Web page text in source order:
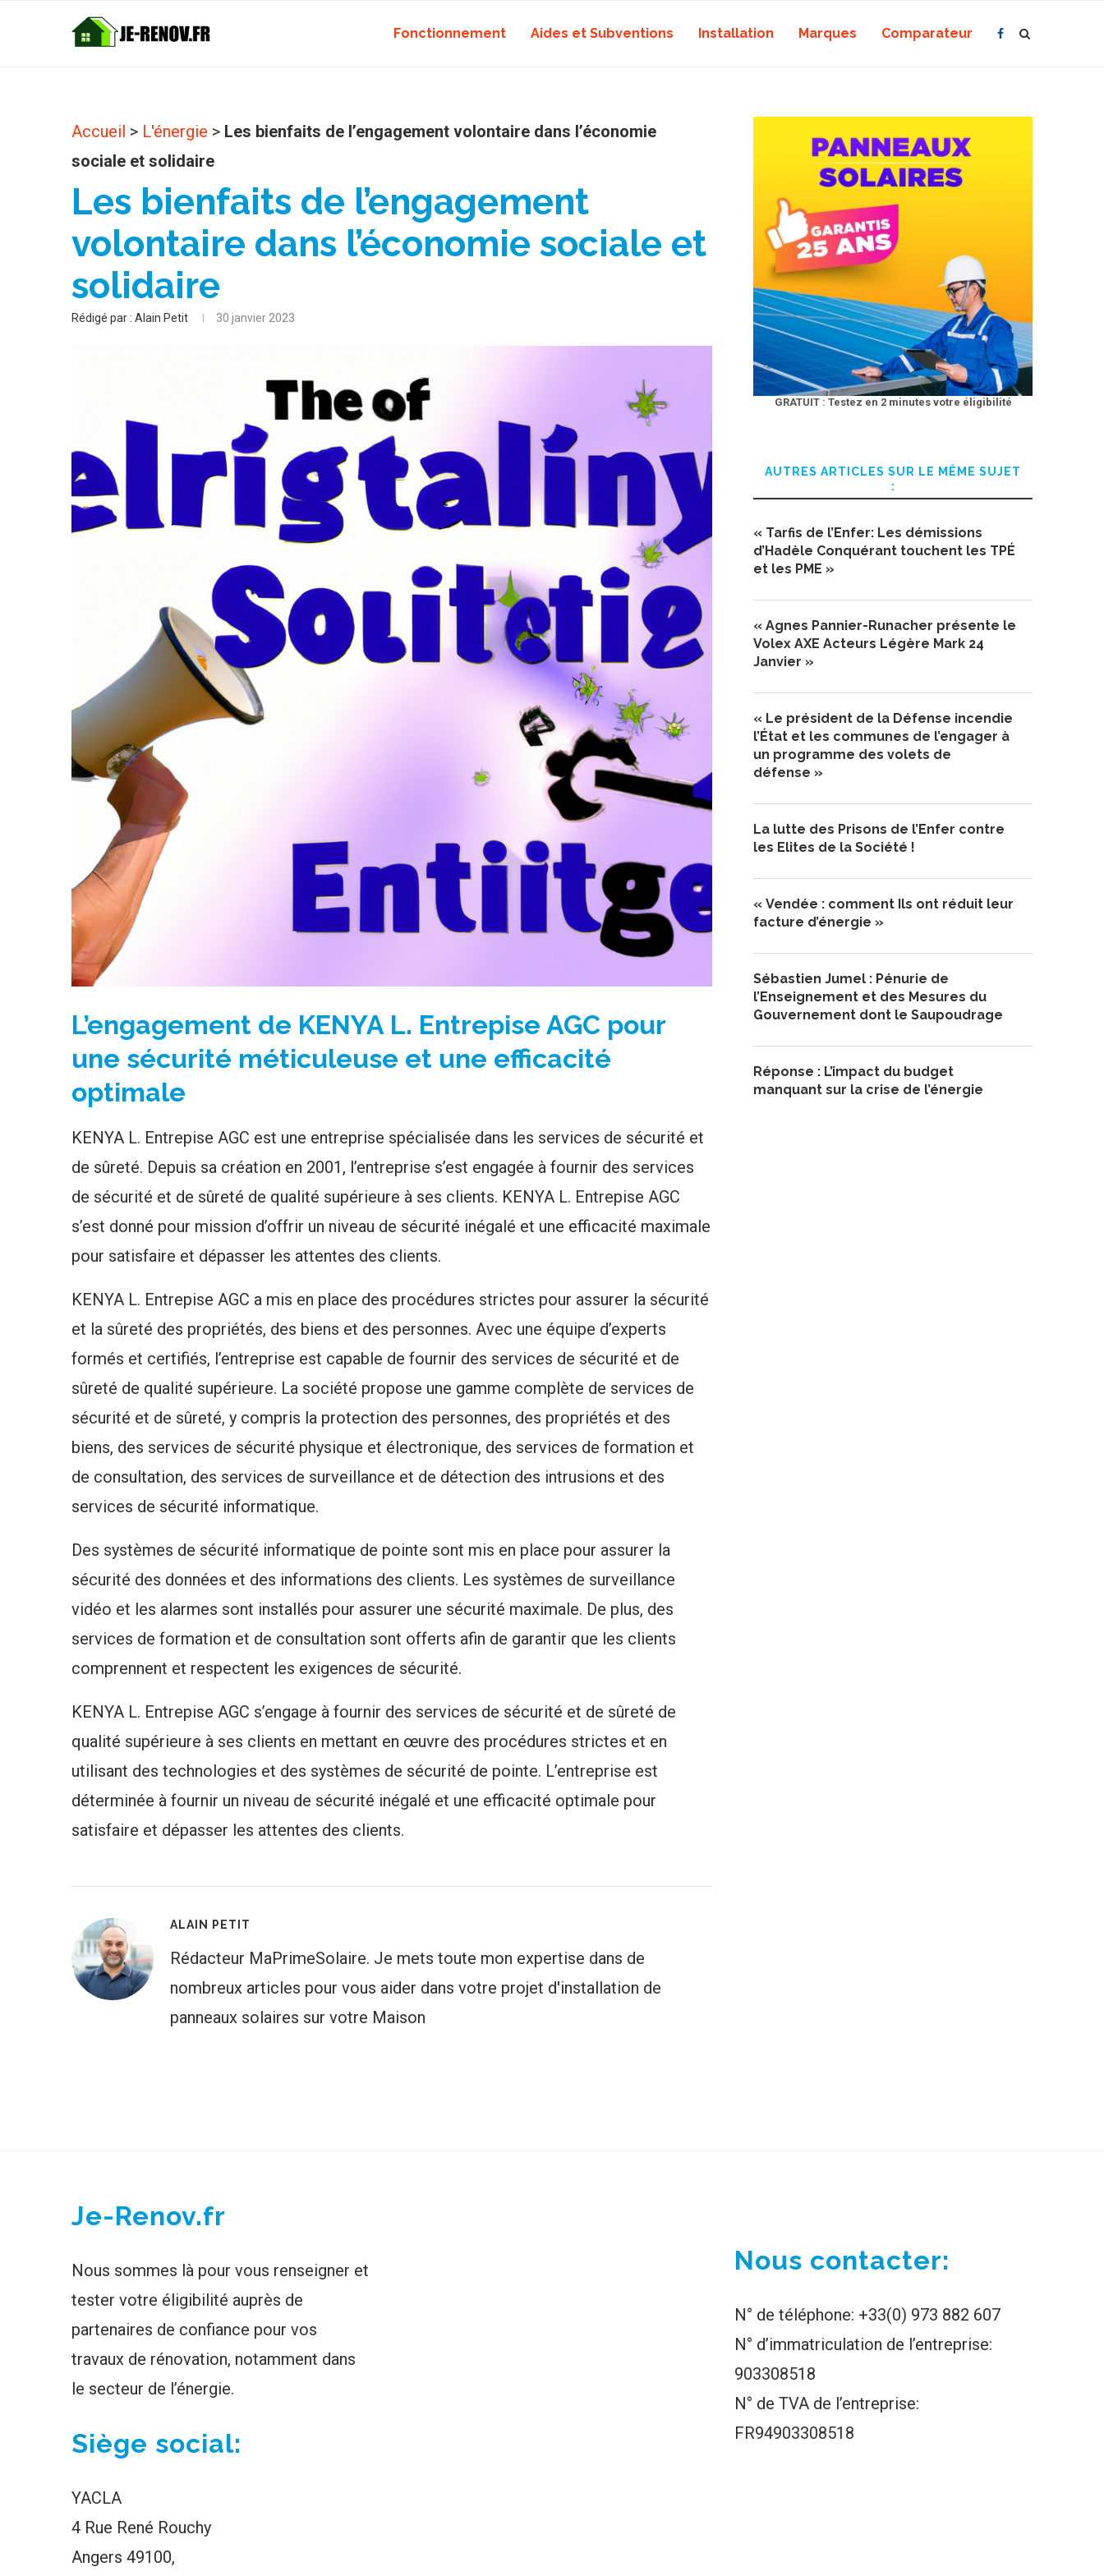
Fonctionnement Aides et Subventions Installation Marques Comparateur
Accueil > L'énergie > Les bienfaits de l’engagement volontaire dans l’économie
sociale et solidaire
Les bienfaits de l’engagement
volontaire dans l’économie sociale et
solidaire
Rédigé par : Alain Petit 30 janvier 2023
L’engagement de KENYA L. Entrepise AGC pour
une sécurité méticuleuse et une efficacité
optimale
KENYA L. Entrepise AGC est une entreprise spécialisée dans les services de sécurité et
de sûreté. Depuis sa création en 2001, l’entreprise s’est engagée à fournir des services
de sécurité et de sûreté de qualité supérieure à ses clients. KENYA L. Entrepise AGC
s’est donné pour mission d’offrir un niveau de sécurité inégalé et une efficacité maximale
pour satisfaire et dépasser les attentes des clients.
KENYA L. Entrepise AGC a mis en place des procédures strictes pour assurer la sécurité
et la sûreté des propriétés, des biens et des personnes. Avec une équipe d’experts
formés et certifiés, l’entreprise est capable de fournir des services de sécurité et de
sûreté de qualité supérieure. La société propose une gamme complète de services de
sécurité et de sûreté, y compris la protection des personnes, des propriétés et des
biens, des services de sécurité physique et électronique, des services de formation et
de consultation, des services de surveillance et de détection des intrusions et des
services de sécurité informatique.
Des systèmes de sécurité informatique de pointe sont mis en place pour assurer la
sécurité des données et des informations des clients. Les systèmes de surveillance
vidéo et les alarmes sont installés pour assurer une sécurité maximale. De plus, des
services de formation et de consultation sont offerts afin de garantir que les clients
comprennent et respectent les exigences de sécurité.
KENYA L. Entrepise AGC s’engage à fournir des services de sécurité et de sûreté de
qualité supérieure à ses clients en mettant en œuvre des procédures strictes et en
utilisant des technologies et des systèmes de sécurité de pointe. L’entreprise est
déterminée à fournir un niveau de sécurité inégalé et une efficacité optimale pour
satisfaire et dépasser les attentes des clients.
ALAIN PETIT
Rédacteur MaPrimeSolaire. Je mets toute mon expertise dans de
nombreux articles pour vous aider dans votre projet d'installation de
panneaux solaires sur votre Maison
GRATUIT : Testez en 2 minutes votre éligibilité
AUTRES ARTICLES SUR LE MÊME SUJET
:
« Tarfis de l’Enfer: Les démissions
d’Hadèle Conquérant touchent les TPÉ
et les PME »
« Agnes Pannier-Runacher présente le
Volex AXE Acteurs Légère Mark 24
Janvier »
« Le président de la Défense incendie
l’État et les communes de l’engager à
un programme des volets de
défense »
La lutte des Prisons de l’Enfer contre
les Elites de la Société !
« Vendée : comment Ils ont réduit leur
facture d’énergie »
Sébastien Jumel : Pénurie de
l’Enseignement et des Mesures du
Gouvernement dont le Saupoudrage
Réponse : L’impact du budget
manquant sur la crise de l’énergie
Je-Renov.fr
Nous sommes là pour vous renseigner et
tester votre éligibilité auprès de
partenaires de confiance pour vos
travaux de rénovation, notamment dans
le secteur de l’énergie.
Siège social:
YACLA
4 Rue René Rouchy
Angers 49100,
Nous contacter:
N° de téléphone: +33(0) 973 882 607
N° d’immatriculation de l’entreprise:
903308518
N° de TVA de l’entreprise:
FR94903308518